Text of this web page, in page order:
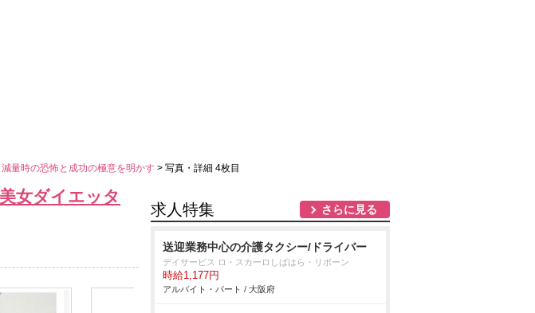
量時の恐怖と成功の極意を明かす > 写真・詳細 4枚目
女ダイエッタ
求人特集 さらに見る
送迎業務中心の介護タクシー/ドライバー
デイサービス ロ・スカーロしばはら・リボーン
時給1,177円
アルバイト・パート / 大阪府